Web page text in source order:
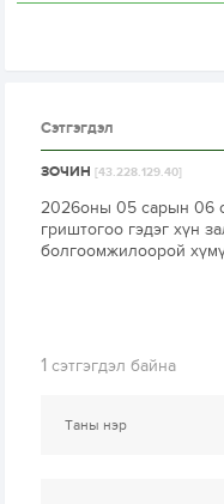
Сэтгэгдэл
ЗОЧИН[43.228.129.40]
2026оны 05 сарын 06
гриштогоо гэдэг хүн
болгоомжилоорой
1 сэтгэгдэл байна